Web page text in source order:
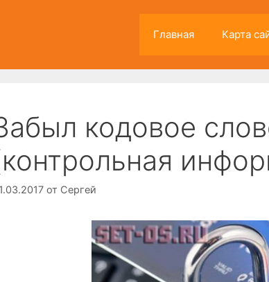
Главная Карта
кодовое
от Сергей